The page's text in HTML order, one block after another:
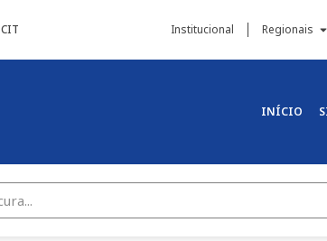
CIT Institucional Regionais
INÍCIO